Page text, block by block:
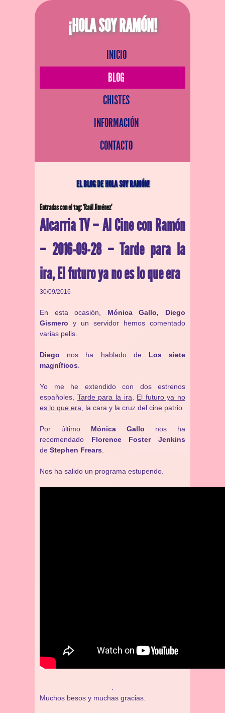
¡HOLA SOY RAMÓN!
INICIO
BLOG
CHISTES
INFORMACIÓN
CONTACTO
EL BLOG DE HOLA SOY RAMÓN!
Entradas con el tag: ‘Raúl Jiménez’
Alcarria TV – Al Cine con Ramón
– 2016-09-28 – Tarde para la
ira, El futuro ya no es lo que era
30/09/2016
En esta ocasión, Mónica Gallo, Diego
Gismero y un servidor hemos comentado
varias pelis.
Diego nos ha hablado de Los siete
magníficos
Yo me he extendido con dos estrenos
españoles, Tarde para la ira
El futuro ya no
es lo que era , la cara y la cruz del cine patrio.
Por último Mónica Gallo nos ha
recomendado Florence Foster Jenkins
de Stephen Frears
Nos ha salido un programa estupendo.
Muchos besos y muchas gracias.